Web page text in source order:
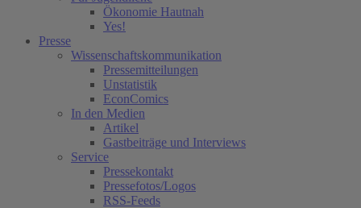
Ökonomie Hautnah
Yes!
Presse
Wissenschaftskommunikation
Pressemitteilungen
Unstatistik
EconComics
In den Medien
Artikel
Gastbeiträge und Interviews
Service
Pressekontakt
Pressefotos/Logos
RSS-Feeds